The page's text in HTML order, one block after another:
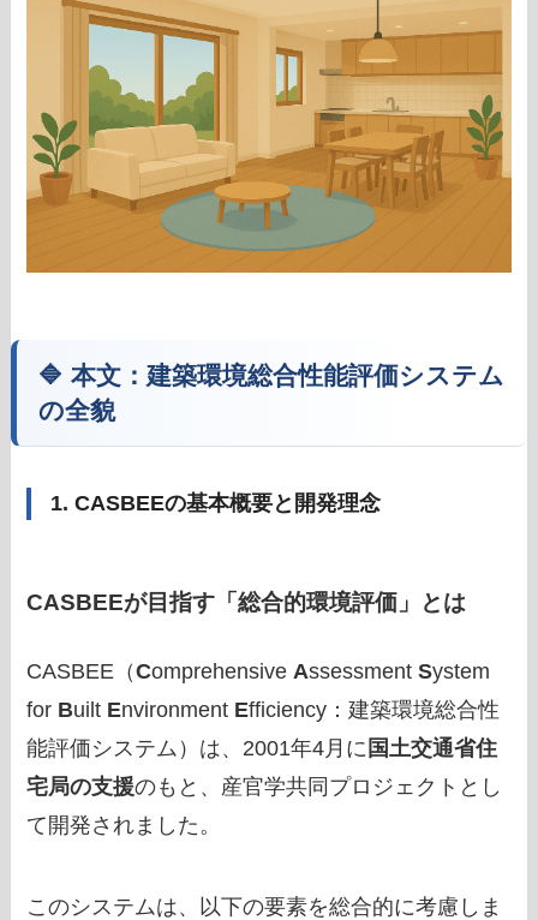
🔷 本文：建築環境総合性能評価システム
の全貌
1. CASBEEの基本概要と開発理念
CASBEEが目指す「総合的環境評価」とは
CASBEE（ComprehensiveAssessmentSystem
for Built Environment Efficiency：建築環境総合性
能評価システム）は、2001年4月に 国土交通省住
宅局の支援のもと、産官学共同プロジェクトとし
て開発されました。
このシステムは、以下の要素を総合的に考慮しま